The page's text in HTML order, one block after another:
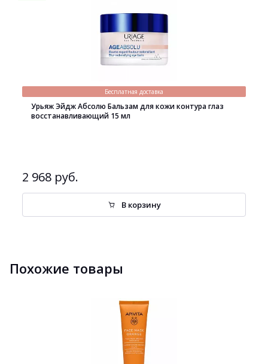
Бесплатная доставка
Урьяж Эйдж Абсолю Бальзам для кожи контура глаз
восстанавливающий 15 мл
2 968 руб.
В корзину
Похожие товары